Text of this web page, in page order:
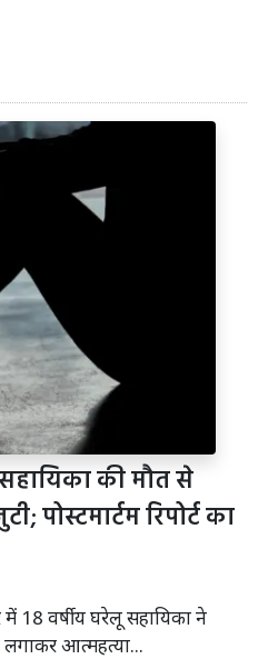
की मौत से
रिपोर्ट का
18 वर्षीय घरेलू सहायिका ने
लगाकर आत्महत्या...